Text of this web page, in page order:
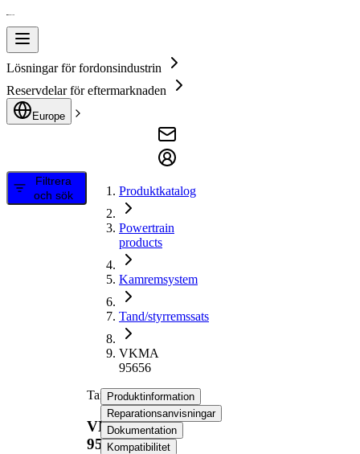
Lösningar för fordonsindustrin
Reservdelar för eftermarknaden
Europe
Filtrera
och sök
Produktkatalog
Powertrain
products
Kamremsystem
Tand/styrremssats
VKMA
95656
Tand/styrremssats
VKMA
95656
Produktinformation
Reparationsanvisningar
Dokumentation
Kompatibilitet